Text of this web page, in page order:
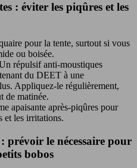
: éviter les piqûres et les
pour la tente, surtout si vous
ou boisée.
répulsif anti-moustiques
du DEET à une
Appliquez-le régulièrement,
de matinée.
apaisante après-piqûres pour
et les irritations.
prévoir le nécessaire pour
bobos